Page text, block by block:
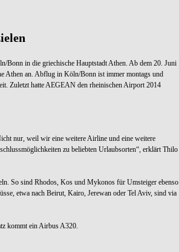
in die griechische Hauptstadt Athen. Ab dem 20. Juni
Athen an. Abflug in Köln/Bonn ist immer montags und
Zuletzt hatte AEGEAN den rheinischen Airport 2014
nur, weil wir eine weitere Airline und eine weitere
zu beliebten Urlaubsorten“, erklärt Thilo
So sind Rhodos, Kos und Mykonos für Umsteiger ebenso
etwa nach Beirut, Kairo, Jerewan oder Tel Aviv, sind via
kommt ein Airbus A320.